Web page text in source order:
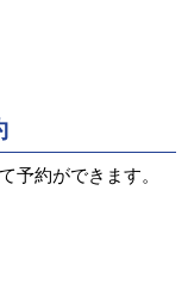
予約ができます。